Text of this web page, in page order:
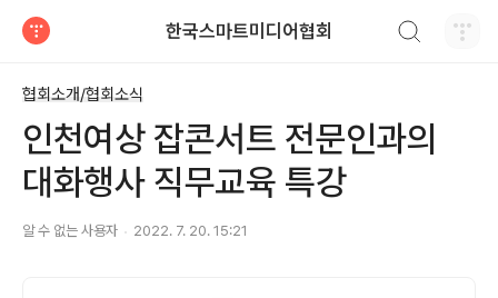
한국스마트미디어협회
협회소개/협회소식
인천여상 잡콘서트 전문인과의
대화행사 직무교육 특강
알 수 없는 사용자 2022. 7. 20. 15:21